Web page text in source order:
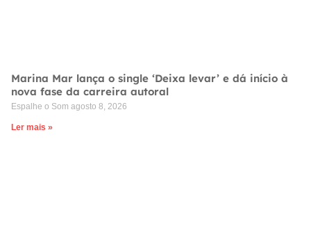
Marina Mar lança o single ‘Deixa levar’ e dá início à
nova fase da carreira autoral
Espalhe o Som agosto 8, 2026
Ler mais »